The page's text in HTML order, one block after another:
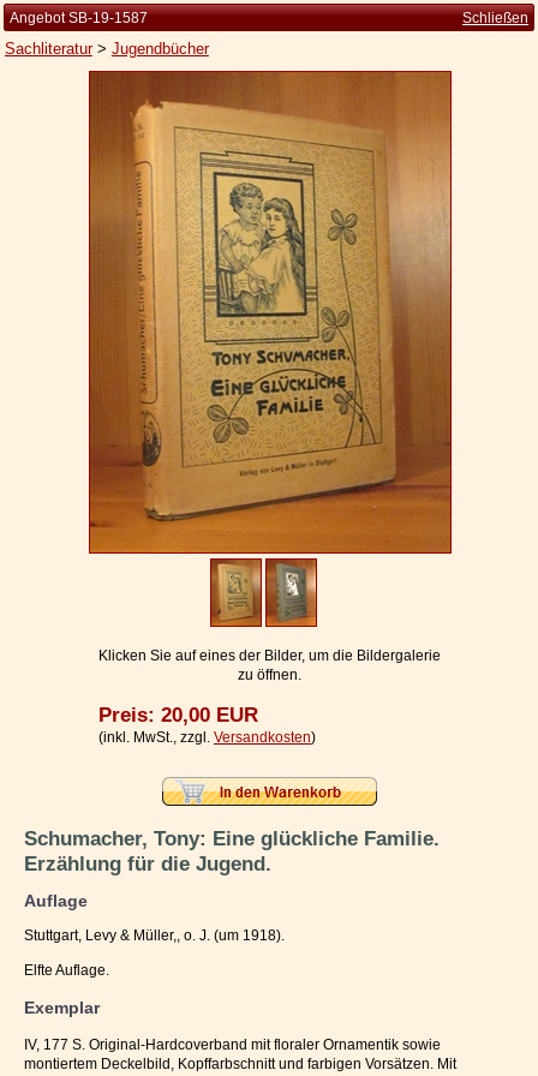
Kleine Kulturgeschichte
Die Brockhaus Auflagen
Die Meyer Auflagen
Zu den Angeboten
Widerrufsbelehrung
Geschäftsbedingungen
Datenschutzerklärung
Ihr Warenkorb
Angebot SB-19-1587 Schließen
Sachliteratur> Jugendbücher
Klicken Sie auf eines der Bilder, um die Bildergalerie
zu öffnen.
Preis: 20,00 EUR
(inkl. MwSt., zzgl. Versandkosten)
Schumacher, Tony: Eine glückliche Familie.
Erzählung für die Jugend.
Auflage
Stuttgart, Levy & Müller,, o. J. (um 1918).
Elfte Auflage.
Exemplar
IV, 177 S. Original-Hardcoverband mit floraler Ornamentik sowie
montiertem Deckelbild, Kopffarbschnitt und farbigen Vorsätzen. Mit